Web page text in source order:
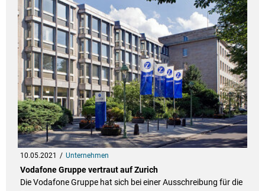
10.05.2021 Unternehmen
Vodafone Gruppe vertraut auf Zurich
Die Vodafone Gruppe hat sich bei einer Ausschreibung für die